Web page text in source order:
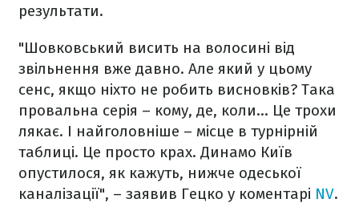
результати.
"Шовковський висить на волосині від
звільнення вже давно. Але який у цьому
сенс, якщо ніхто не робить висновків? Така
провальна серія – кому, де, коли… Це трохи
лякає. І найголовніше – місце в турнірній
таблиці. Це просто крах. Динамо Київ
опустилося, як кажуть, нижче одеської
каналізації", – заявив Гецко у коментарі NV.